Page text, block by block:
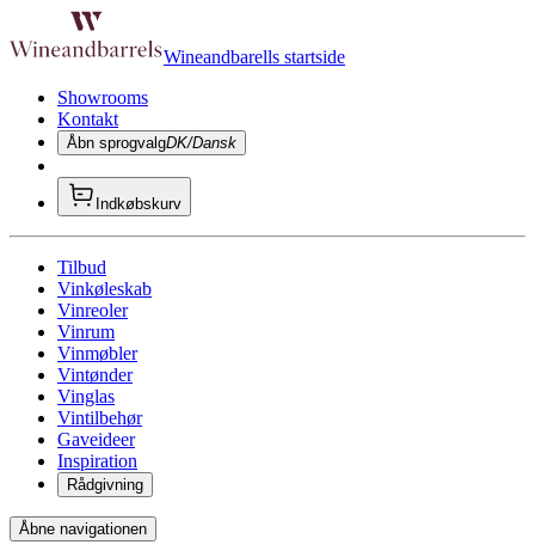
Wineandbarells startside
Showrooms
Kontakt
Åbn sprogvalgDK/Dansk
Indkøbskurv
Tilbud
Vinkøleskab
Vinreoler
Vinrum
Vinmøbler
Vintønder
Vinglas
Vintilbehør
Gaveideer
Inspiration
Rådgivning
Åbne navigationen